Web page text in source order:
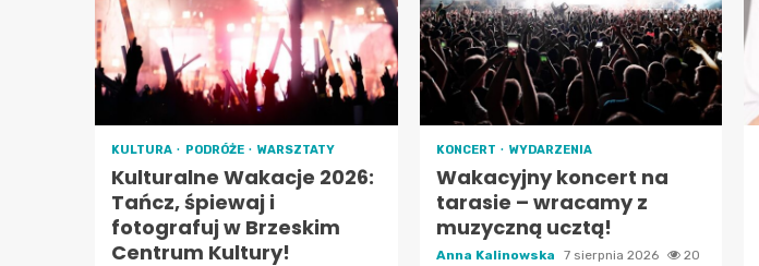
KULTURA PODRÓŻE WARSZTATY
Kulturalne Wakacje 2026:
Tańcz, śpiewaj i
fotografuj w Brzeskim
Centrum Kultury!
KONCERT WYDARZENIA
Wakacyjny koncert na
tarasie – wracamy z
muzyczną ucztą!
Anna Kalinowska 7 sierpnia 2026 20